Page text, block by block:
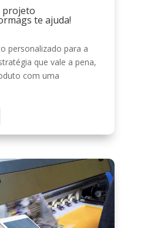
projeto
te ajuda!
personalizado para a
que vale a pena,
com uma